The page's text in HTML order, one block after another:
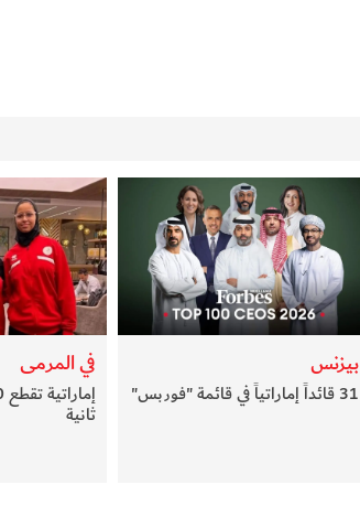
بيزنس
31 قائداً إماراتياً في قائمة "فوربس"
في المرمى
ثانية